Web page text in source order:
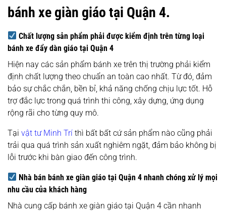
bánh xe giàn giáo tại Quận 4.
Chất lượng sản phẩm phải được kiểm định trên từng loại
bánh xe đẩy dàn giáo tại Quận 4
Hiện nay các sản phẩm bánh xe trên thị trường phải kiểm
định chất lượng theo chuẩn an toàn cao nhất. Từ đó, đảm
bảo sự chắc chắn, bền bỉ, khả năng chống chịu lực tốt. Hỗ
trợ đắc lực trong quá trình thi công, xây dựng, ứng dụng
rộng rãi cho từng quy mô.
Tại vật tư Minh Trí thì bất bất cứ sản phẩm nào cũng phải
trải qua quá trình sản xuất nghiêm ngặt, đảm bảo không bị
lỗi trước khi bàn giao đến công trình.
Nhà bán bánh xe giàn giáo tại Quận 4 nhanh chóng xử lý mọi
nhu cầu của khách hàng
Nhà cung cấp bánh xe giàn giáo tại Quận 4 cần nhanh